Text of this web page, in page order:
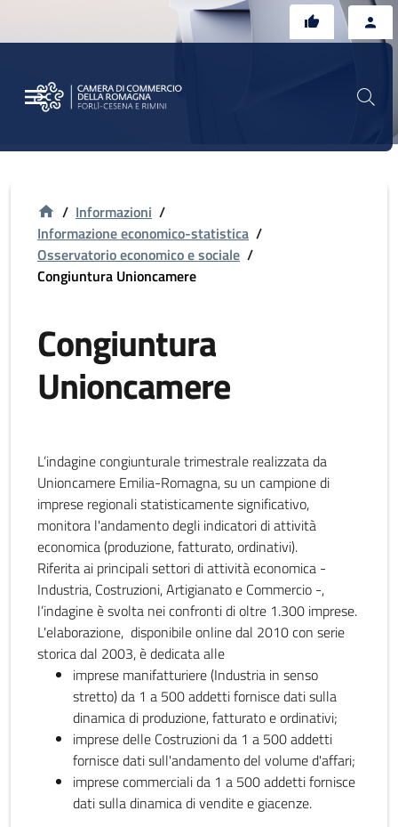
/ Informazioni /
Informazione economico-statistica /
Osservatorio economico e sociale /
Congiuntura Unioncamere
Congiuntura
Unioncamere
L’indagine congiunturale trimestrale realizzata da
Unioncamere Emilia-Romagna, su un campione di
imprese regionali statisticamente significativo,
monitora l'andamento degli indicatori di attività
economica (produzione, fatturato, ordinativi).
Riferita ai principali settori di attività economica -
Industria, Costruzioni, Artigianato e Commercio -,
l’indagine è svolta nei confronti di oltre 1.300 imprese.
L'elaborazione, disponibile online dal 2010 con serie
storica dal 2003, è dedicata alle
imprese manifatturiere (Industria in senso
stretto) da 1 a 500 addetti fornisce dati sulla
dinamica di produzione, fatturato e ordinativi;
imprese delle Costruzioni da 1 a 500 addetti
fornisce dati sull'andamento del volume d'affari;
imprese commerciali da 1 a 500 addetti fornisce
dati sulla dinamica di vendite e giacenze.